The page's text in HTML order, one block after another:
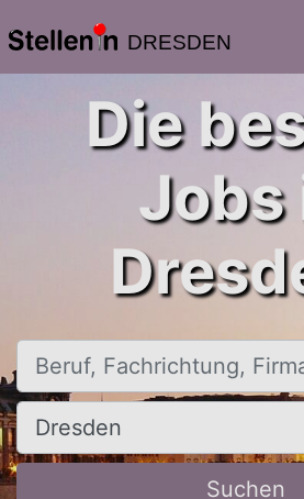
DRESDEN
Die
Jobs
Beruf, Fachrichtung, Firma
Ort, Stadt
Suchen